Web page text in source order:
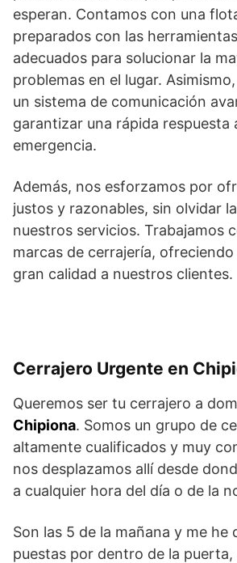
esperan. Contamos con una
preparados con las
adecuados para solucionar la
problemas en el lugar.
un sistema de comunicación
garantizar una rápida respuesta
emergencia.
Además, nos esforzamos por
justos y razonables, sin olvidar
nuestros servicios. Trabajamos
marcas de cerrajería,
gran calidad a nuestros clientes.
Cerrajero Urgente en
Queremos ser tu cerrajero a
Chipiona. Somos un grupo de
altamente cualificados y muy
nos desplazamos allí desde
a cualquier hora del día o de la
Son las 5 de la mañana y me he
puestas por dentro de la puerta,